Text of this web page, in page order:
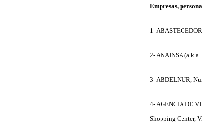
Empresas,
1-
2- ANAINSA
3- ABDELNUR,
4- AGENCIA DE
Shopping Center,